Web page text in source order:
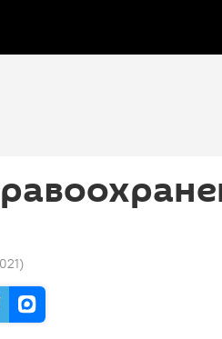
)